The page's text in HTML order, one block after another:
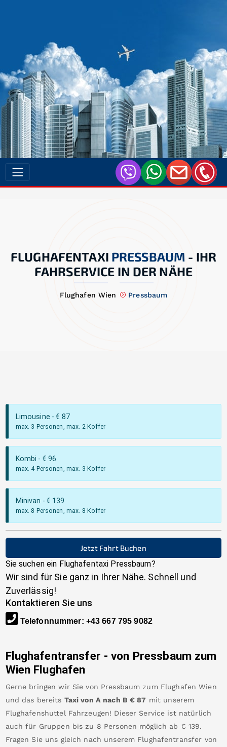
FLUGHAFENTAXI PRESSBAUM - IHR
FAHRSERVICE IN DER NÄHE
Flughafen Wien Pressbaum
Limousine - € 87
max. 3 Personen, max. 2 Koffer
Kombi - € 96
max. 4 Personen, max. 3 Koffer
Minivan - € 139
max. 8 Personen, max. 8 Koffer
Jetzt Fahrt Buchen
Sie suchen ein Flughafentaxi Pressbaum?
Wir sind für Sie ganz in Ihrer Nähe. Schnell und
Zuverlässig!
Kontaktieren Sie uns
Telefonnummer: +43 667 795 9082
Flughafentransfer - von Pressbaum zum
Wien Flughafen
Gerne bringen wir Sie von Pressbaum zum Flughafen Wien
und das bereits Taxi von A nach B €87 mit unserem
Flughafenshuttel Fahrzeugen! Dieser Service ist natürlich
auch für Gruppen bis zu 8 Personen möglich ab € 139.
Fragen Sie uns gleich nach unserem Flughafentransfer von